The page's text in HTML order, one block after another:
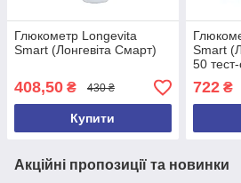
Глюкометр Longevita
Smart (Лонгевіта Смарт)
408,50 ₴ 430 ₴
Купити
Smart
50
722₴
Акційні пропозиції та новинки